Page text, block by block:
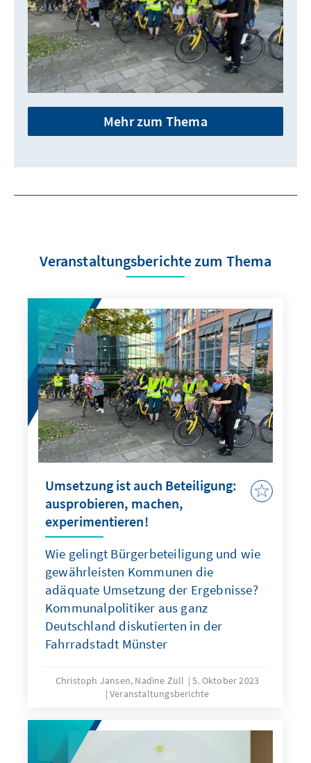
Mehr zum Thema
Veranstaltungsberichte zum Thema
Umsetzung ist auch Beteiligung:
ausprobieren, machen,
experimentieren!
Wie gelingt Bürgerbeteiligung und wie
gewährleisten Kommunen die
adäquate Umsetzung der Ergebnisse?
Kommunalpolitiker aus ganz
Deutschland diskutierten in der
Fahrradstadt Münster
Christoph Jansen, Nadine Züll
5. Oktober 2023
Veranstaltungsberichte